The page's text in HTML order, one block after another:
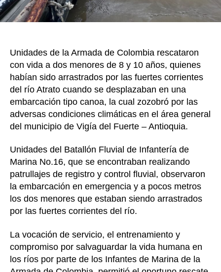
del
río
Unidades de la Armada de Colombia rescataron
con vida a dos menores de 8 y 10 años, quienes
habían sido arrastrados por las fuertes corrientes
del río Atrato cuando se desplazaban en una
embarcación tipo canoa, la cual zozobró por las
adversas condiciones climáticas en el área general
del municipio de Vigía del Fuerte – Antioquia.
Unidades del Batallón Fluvial de Infantería de
Marina No.16, que se encontraban realizando
patrullajes de registro y control fluvial, observaron
la embarcación en emergencia y a pocos metros
los dos menores que estaban siendo arrastrados
por las fuertes corrientes del río.
La vocación de servicio, el entrenamiento y
compromiso por salvaguardar la vida humana en
los ríos por parte de los Infantes de Marina de la